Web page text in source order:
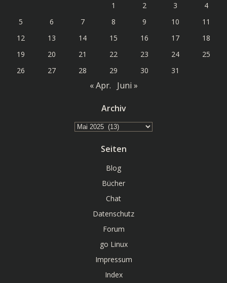
1
2 3
4
5
6 7 8 9 10
11
12
13 14 15 16 17
18
19
20 21 22 23 24
25
26
27 28 29 30 31
« Apr. Juni »
Archiv
Archiv
Seiten
Blog
Bücher
Chat
Datenschutz
Forum
go Linux
Impressum
Index